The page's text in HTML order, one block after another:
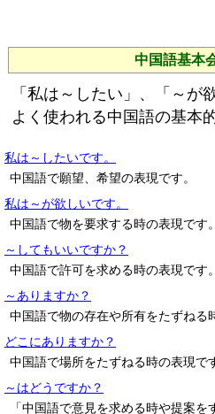
中国語基本
「私は～したい」、「～が
よく使われる中国語の基本
私は～したいです。
中国語で願望、希望の表現です。
私は～が欲しいです。
中国語で物を要求する時の表現です。
～してもいいですか？
中国語で許可を求める時の表現です。
～ありますか？
中国語で物の存在や所有をたずねる
どこにありますか？
中国語で場所をたずねる時の表現で
～はどうですか？
「中国語で意見を求める時や提案を